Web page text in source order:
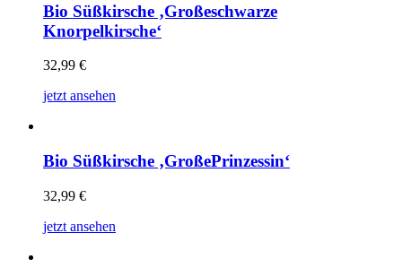
Bio Süßkirsche ‚Großeschwarze
Knorpelkirsche‘
32,99 €
jetzt ansehen
Bio Süßkirsche ‚GroßePrinzessin‘
32,99 €
jetzt ansehen